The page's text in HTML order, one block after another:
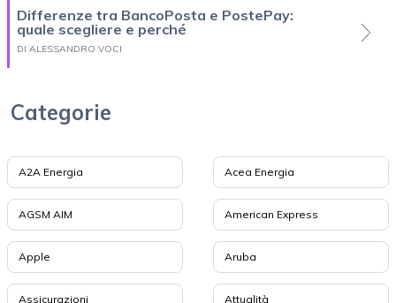
Differenze tra BancoPosta e PostePay:
quale scegliere e perché
DI ALESSANDRO VOCI
Categorie
A2A Energia Acea Energia
AGSM AIM American Express
Apple Aruba
Assicurazioni Attualità